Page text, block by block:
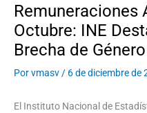
Remuneraciones
Octubre: INE
Brecha de Género
Porvmasv / 6 de diciembre de
El Instituto Nacional de